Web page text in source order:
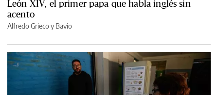
León XIV, el primer papa que habla inglés sin
acento
Alfredo Grieco y Bavio